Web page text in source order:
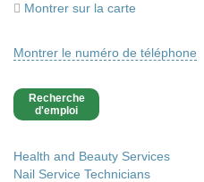
Montrer sur la carte
Montrer le numéro de téléphone
Recherche
d'emploi
Health and Beauty Services
Nail Service Technicians